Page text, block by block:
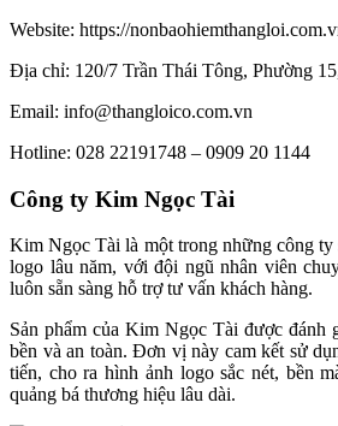
Website: https://
Địa chỉ: 120/7 Trần Thái Tông, Phường
Email: info@thangloico.com.vn
Hotline: 028 22191748 – 0909 20 1144
Công ty Kim Ngọc Tài
Kim Ngọc Tài là một trong những công ty
logo lâu năm, với đội ngũ nhân viên
luôn sẵn sàng hỗ trợ tư vấn khách hàng.
Sản phẩm của Kim Ngọc Tài được đánh
bền và an toàn. Đơn vị này cam kết sử
tiến, cho ra hình ảnh logo sắc nét, bền
quảng bá thương hiệu lâu dài.